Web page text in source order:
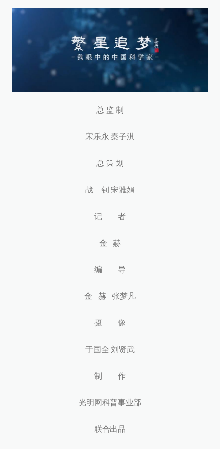
总 监 制
宋乐永 秦子淇
总 策 划
战 钊 宋雅娟
记 者
金 赫
编 导
金 赫 张梦凡
摄 像
于国全 刘贤武
制 作
光明网科普事业部
联合出品